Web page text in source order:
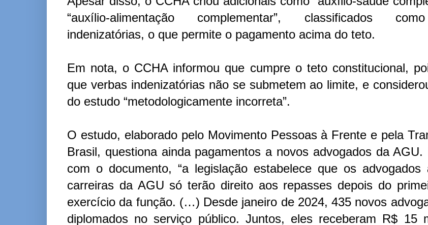
“auxílio-alimentação complementar”, classificados
indenizatórias, o que permite o pagamento acima do teto.
Em nota, o CCHA informou que cumpre o teto constitucional,
que verbas indenizatórias não se submetem ao limite, e
do estudo “metodologicamente incorreta”.
O estudo, elaborado pelo Movimento Pessoas à Frente e pela
Brasil, questiona ainda pagamentos a novos advogados da AGU.
com o documento, “a legislação estabelece que os advogados
carreiras da AGU só terão direito aos repasses depois do
exercício da função. (…) Desde janeiro de 2024, 435 novos
diplomados no serviço público. Juntos, eles receberam R$ 15